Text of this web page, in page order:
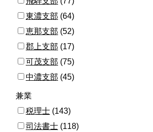
東濃支部 (64)
恵那支部 (52)
郡上支部 (17)
可茂支部 (75)
中濃支部 (45)
兼業
税理士 (143)
司法書士 (118)